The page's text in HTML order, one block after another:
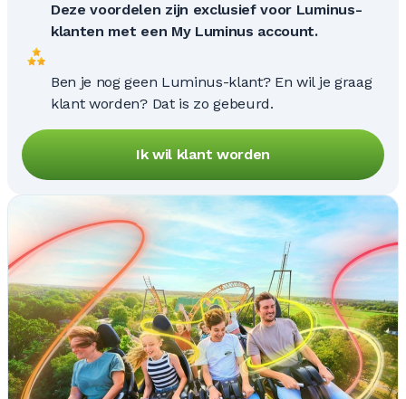
Deze voordelen zijn exclusief voor Luminus-
klanten met een My Luminus account.
Ben je nog geen Luminus-klant? En wil je graag
klant worden? Dat is zo gebeurd.
Ik wil klant worden